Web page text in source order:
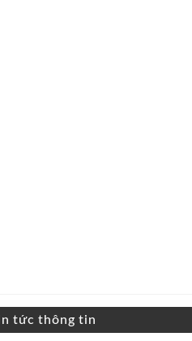
tức thông tin